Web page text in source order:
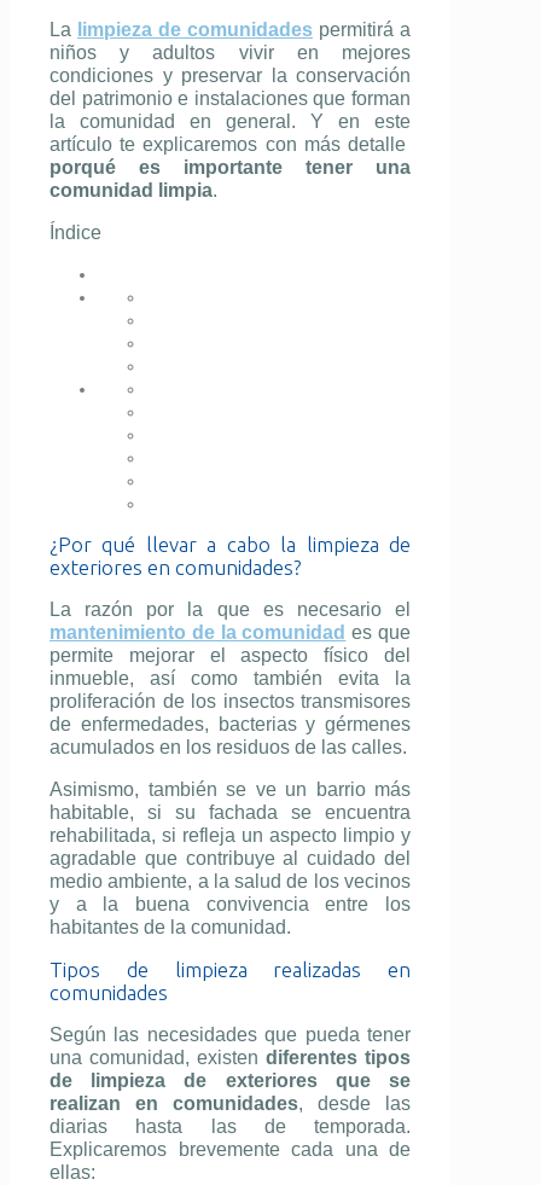
La limpieza de comunidades permitirá a
niños y adultos vivir en mejores
condiciones y preservar la conservación
del patrimonio e instalaciones que forman
la comunidad en general. Y en este
artículo te explicaremos con más detalle
porqué es importante tener una
comunidad limpia.
Índice
¿Por qué llevar a cabo la limpieza de
exteriores en comunidades?
La razón por la que es necesario el
mantenimiento de la comunidad es que
permite mejorar el aspecto físico del
inmueble, así como también evita la
proliferación de los insectos transmisores
de enfermedades, bacterias y gérmenes
acumulados en los residuos de las calles.
Asimismo, también se ve un barrio más
habitable, si su fachada se encuentra
rehabilitada, si refleja un aspecto limpio y
agradable que contribuye al cuidado del
medio ambiente, a la salud de los vecinos
y a la buena convivencia entre los
habitantes de la comunidad.
Tipos de limpieza realizadas en
comunidades
Según las necesidades que pueda tener
una comunidad, existen diferentes tipos
de limpieza de exteriores que se
realizan en comunidades, desde las
diarias hasta las de temporada.
Explicaremos brevemente cada una de
ellas: